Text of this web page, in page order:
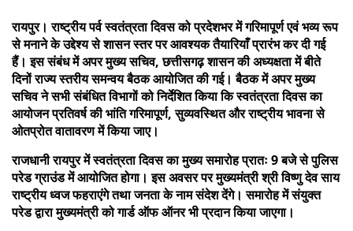
रायपुर। राष्ट्रीय पर्व स्वतंत्रता दिवस को प्रदेशभर में गरिमापूर्ण एवं भव्य रूप
से मनाने के उद्देश्य से शासन स्तर पर आवश्यक तैयारियाँ प्रारंभ कर दी गई
हैं। इस संबंध में अपर मुख्य सचिव, छत्तीसगढ़ शासन की अध्यक्षता में बीते
दिनों राज्य स्तरीय समन्वय बैठक आयोजित की गई। बैठक में अपर मुख्य
सचिव ने सभी संबंधित विभागों को निर्देशित किया कि स्वतंत्रता दिवस का
आयोजन प्रतिवर्ष की भांति गरिमापूर्ण, सुव्यवस्थित और राष्ट्रीय भावना से
ओतप्रोत वातावरण में किया जाए।
राजधानी रायपुर में स्वतंत्रता दिवस का मुख्य समारोह प्रातः 9 बजे से पुलिस
परेड ग्राउंड में आयोजित होगा। इस अवसर पर मुख्यमंत्री श्री विष्णु देव साय
राष्ट्रीय ध्वज फहराएंगे तथा जनता के नाम संदेश देंगे। समारोह में संयुक्त
परेड द्वारा मुख्यमंत्री को गार्ड ऑफ ऑनर भी प्रदान किया जाएगा।